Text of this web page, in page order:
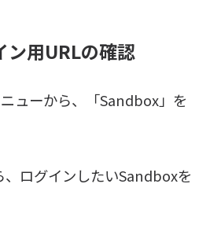
用URLの確認
ューから、「Sandbox」を
ログインしたいSandboxを